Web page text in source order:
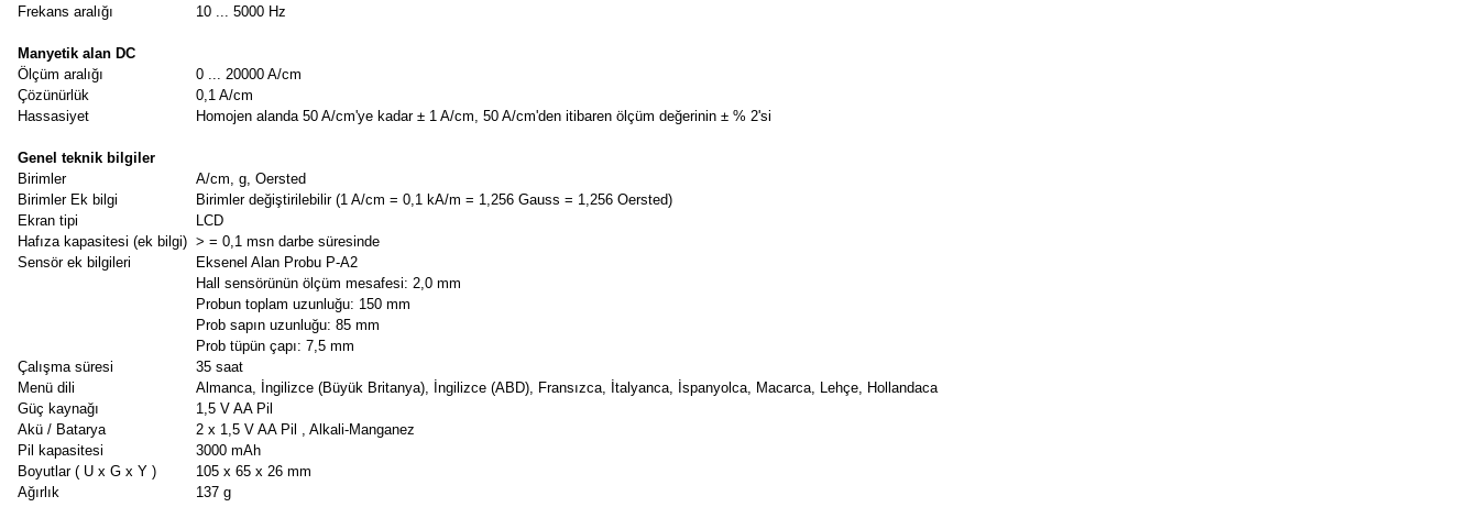
Frekans aralığı
10 ... 5000 Hz
Manyetik alan DC
Ölçüm aralığı
0 ... 20000 A/cm
Çözünürlük
0,1 A/cm
Hassasiyet
Homojen alanda 50 A/cm'ye kadar ± 1 A/cm, 50 A/cm'den itibaren ölçüm değerinin ± % 2'si
Genel teknik bilgiler
Birimler
A/cm, g, Oersted
Birimler Ek bilgi
Birimler değiştirilebilir (1 A/cm = 0,1 kA/m = 1,256 Gauss = 1,256 Oersted)
Ekran tipi
LCD
Hafıza kapasitesi (ek bilgi) > = 0,1 msn darbe süresinde
Sensör ek bilgileri
Eksenel Alan Probu P-A2
Hall sensörünün ölçüm mesafesi: 2,0 mm
Probun toplam uzunluğu: 150 mm
Prob sapın uzunluğu: 85 mm
Prob tüpün çapı: 7,5 mm
Çalışma süresi
35 saat
Menü dili
Almanca, İngilizce (Büyük Britanya), İngilizce (ABD), Fransızca, İtalyanca, İspanyolca, Macarca, Lehçe, Hollandaca
Güç kaynağı
1,5 V AA Pil
Akü / Batarya
2 x 1,5 V AA Pil , Alkali-Manganez
Pil kapasitesi
3000 mAh
Boyutlar ( U x G x Y )
105 x 65 x 26 mm
Ağırlık
137 g